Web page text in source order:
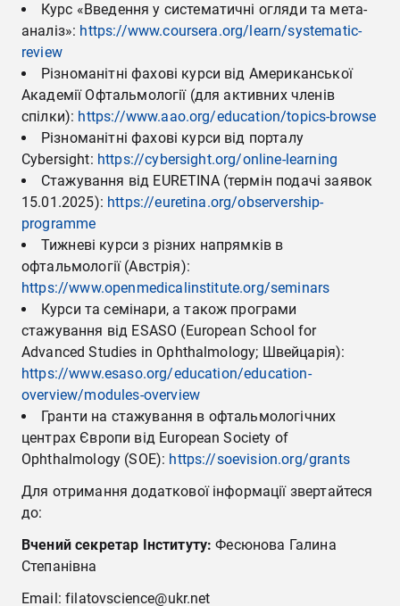
Курс «Введення у систематичні огляди та мета-
аналіз»: https://www.coursera.org/learn/systematic-
review
Різноманітні фахові курси від Американської
Академії Офтальмології (для активних членів
спілки): https://www.aao.org/education/topics-browse
Різноманітні фахові курси від порталу
Cybersight: https://cybersight.org/online-learning
Стажування від EURETINA (термін подачі заявок
15.01.2025): https://euretina.org/observership-
programme
Тижневі курси з різних напрямків в
офтальмології (Австрія):
https://www.openmedicalinstitute.org/seminars
Курси та семінари, а також програми
стажування від ESASO (European School for
Advanced Studies in Ophthalmology; Швейцарія):
https://www.esaso.org/education/education-
overview/modules-overview
Гранти на стажування в офтальмологічних
центрах Європи від European Society of
Ophthalmology (SOE): https://soevision.org/grants
Для отримання додаткової інформації звертайтеся
до:
Вчений секретар Інституту: Фесюнова Галина
Степанівна
Email: filatovscience@ukr.net